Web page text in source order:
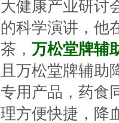
大健康产业研讨
的科学演讲，他
茶， 万松堂牌辅
且万松堂牌辅助
专用产品，药食
理方便快捷，降